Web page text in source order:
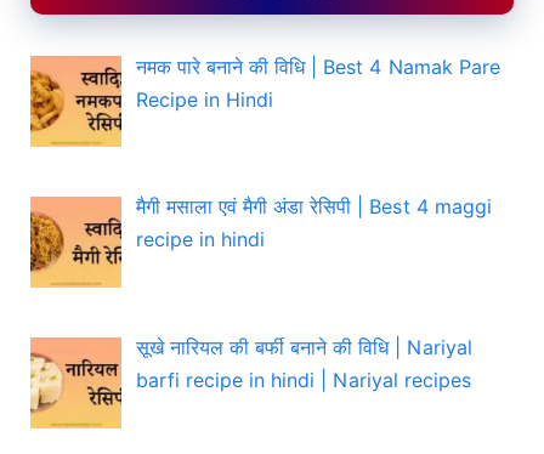
नमक पारे बनाने की विधि | Best 4 Namak Pare
Recipe in Hindi
मैगी मसाला एवं मैगी अंडा रेसिपी | Best 4 maggi
recipe in hindi
सूखे नारियल की बर्फी बनाने की विधि | Nariyal
barfi recipe in hindi | Nariyal recipes